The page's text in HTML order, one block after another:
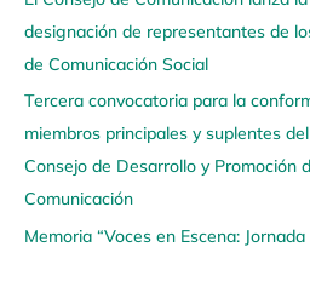
designación de representantes de
de Comunicación Social
Tercera convocatoria para la
miembros principales y suplentes
Consejo de Desarrollo y Promoción
Comunicación
Memoria “Voces en Escena:
u
í